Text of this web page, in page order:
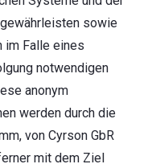
sowie
im Falle eines
notwendigen
anonym
werden durch die
von Cyrson GbR
mit dem Ziel